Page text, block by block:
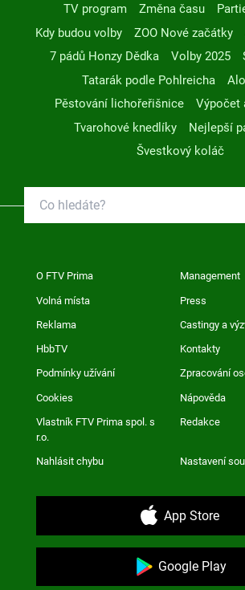
TV program
Změna času
Kdy budou volby
ZOO Nové začátky
7 pádů Honzy Dědka
Volby 2025
Tatarák podle Pohlreicha
Pěstování lichořeřišnice
Výpočet
Tvarohové knedlíky
Nejlepší
Švestkový koláč
O FTV Prima Management
Volná místa Press
Reklama Castingy a
HbbTV Kontakty
Podmínky užívání Zpracování
Cookies Nápověda
Vlastník FTV Prima spol. s
r.o.
Redakce
Nahlásit chybu Nastavení
App Store
Google Play